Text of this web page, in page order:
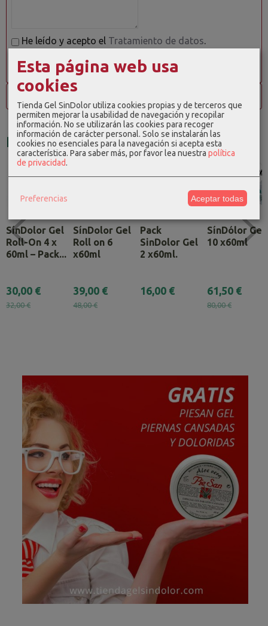
He leído y acepto el Tratamiento de datos.
Productos Relacionados
SínDolor Gel
Roll-On 4 x
60ml – Pack...
30,00 €
32,00 €
SínDolor Gel
Roll on 6
x60ml
39,00 €
48,00 €
Pack
SinDolor Gel
2 x60ml.
16,00 €
-23 %
SínDólor Gel
10 x60ml
61,50 €
80,00 €
Esta página web usa
cookies
Tienda Gel SinDolor utiliza cookies propias y de terceros que
permiten mejorar la usabilidad de navegación y recopilar
información. No se utilizarán las cookies para recoger
información de carácter personal. Solo se instalarán las
cookies no esenciales para la navegación si acepta esta
característica. Para saber más, por favor lea nuestra política
de privacidad.
Preferencias Aceptar todas